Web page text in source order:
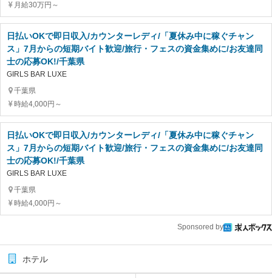
月給30万円～
日払いOKで即日収入/カウンターレディ/「夏休み中に稼ぐチャン
ス」7月からの短期バイト歓迎/旅行・フェスの資金集めに/お友達同
士の応募OK!/千葉県
GIRLS BAR LUXE
千葉県
時給4,000円～
日払いOKで即日収入/カウンターレディ/「夏休み中に稼ぐチャン
ス」7月からの短期バイト歓迎/旅行・フェスの資金集めに/お友達同
士の応募OK!/千葉県
GIRLS BAR LUXE
千葉県
時給4,000円～
Sponsored by
ホテル